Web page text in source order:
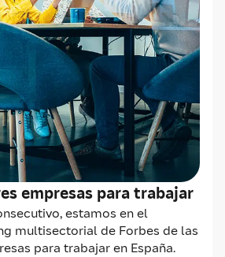
empresas para trabajar
estamos en el
multisectorial de Forbes de las
para trabajar en España.